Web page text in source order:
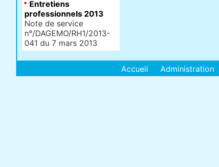
Entretiens
professionnels 2013
Note de service
n°/DAGEMO/RH1/2013-
041 du 7 mars 2013
Accueil Administration